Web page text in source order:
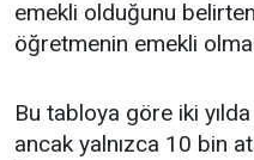
emekli olduğunu
öğretmenin emekli
Bu tabloya göre iki
ancak yalnızca 10 bin